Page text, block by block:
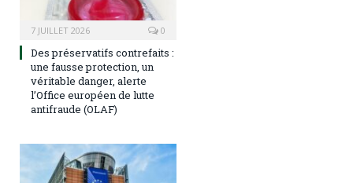
7 JUILLET 2026 0
Des préservatifs contrefaits :
une fausse protection, un
véritable danger, alerte
l’Office européen de lutte
antifraude (OLAF)